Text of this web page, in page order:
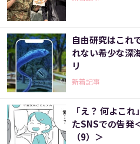
自由研究はこれ
れない希少な深
リ
新着記事
「え？ 何よこ
たSNSでの告発
（9）＞